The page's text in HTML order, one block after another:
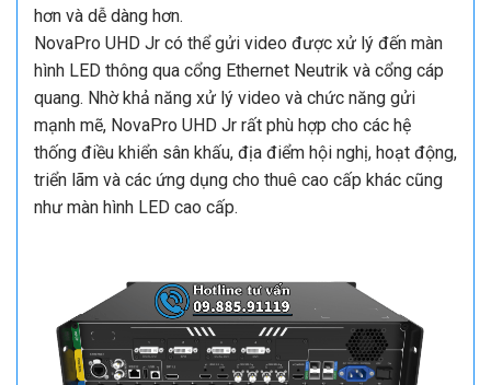
hơn và dễ dàng hơn.
NovaPro UHD Jr có thể gửi video được xử lý đến màn
hình LED thông qua cổng Ethernet Neutrik và cổng cáp
quang. Nhờ khả năng xử lý video và chức năng gửi
mạnh mẽ, NovaPro UHD Jr rất phù hợp cho các hệ
thống điều khiển sân khấu, địa điểm hội nghị, hoạt động,
triển lãm và các ứng dụng cho thuê cao cấp khác cũng
như màn hình LED cao cấp.